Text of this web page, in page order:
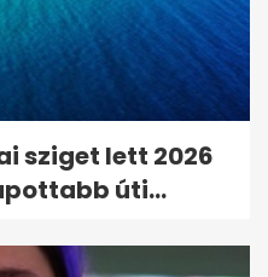
sziget lett 2026
úti...